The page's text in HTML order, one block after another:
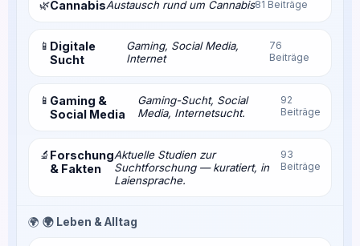
🌿CannabisAustausch rund um Cannabis81 Beiträge
📱 Digitale
Sucht
Gaming, Social Media,
Internet
76
Beiträge
📱 Gaming &
Social Media
Gaming-Sucht, Social
Media, Internetsucht.
92
Beiträge
🔬 Forschung
& Fakten
Aktuelle Studien zur
Suchtforschung — kuratiert, in
Laiensprache.
93
Beiträge
🌍 🌍 Leben & Alltag